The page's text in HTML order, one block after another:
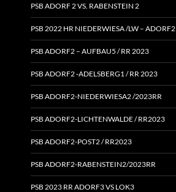
PSB ADORF 2 VS. RABENSTEIN 2
PSB 2022 HR NIEDERWIESA /LW – ADORF2
PSB ADORF2 – AUFBAU5 / RR 2023
PSB ADORF2 ‑ADELSBERG1 / RR 2023
PSB ADORF2-NIEDERWIESA2 /2023RR
PSB ADORF2-LICHTENWALDE / RR2023
PSB ADORF2-POST2 / RR2023
PSB ADORF2-RABENSTEIN2/2023RR
PSB 2023 RR ADORF3 VS LOK3